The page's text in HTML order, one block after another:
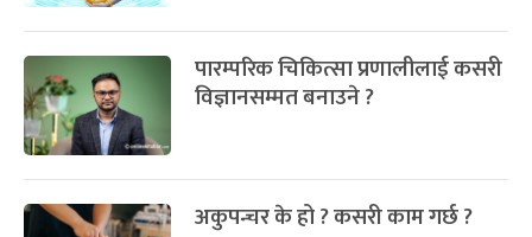
पारम्परिक चिकित्सा प्रणालीलाई कसरी
विज्ञानसम्मत बनाउने ?
अकुपन्चर के हो ? कसरी काम गर्छ ?